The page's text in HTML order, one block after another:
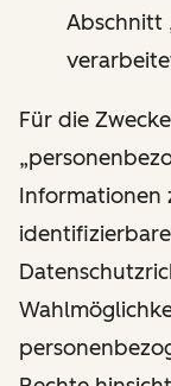
Abschnitt
Für die
Informationen